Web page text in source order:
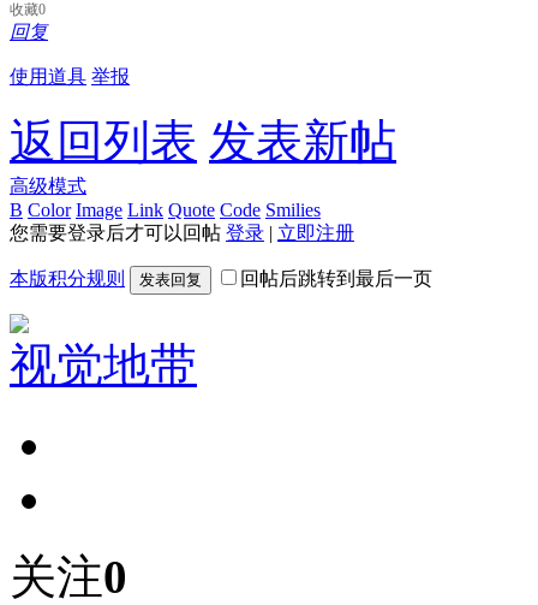
收藏0
回复
使用道具 举报
返回列表 发表新帖
高级模式
B Color Image Link Quote Code Smilies
您需要登录后才可以回帖 登录 | 立即注册
本版积分规则 发表回复 回帖后跳转到最后一页
视觉地带
关注0